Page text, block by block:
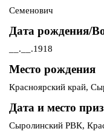
Семенович
Дата рождения/
__.__.1918
Место рождения
Красноярский край,
Дата и место
Сыролинский РВК,